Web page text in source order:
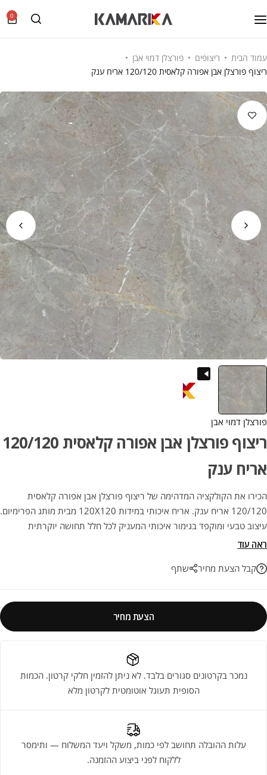
0
עמוד הבית ריצופים
פורצלן דמוי אבן
ריצוף פורצלן אבן אפורה קלאסית 120/120 אריח ענק
פורצלן דמוי אבן
ריצוף פורצלן אבן אפורה קלאסית 120/120
אריח ענק
הכירו את הקולקציה המדהימה של ריצוף פורצלן אבן אפורה קלאסית
120/120 אריח ענק. אריח איכותי במידות 120X120 מבית מותג הפרימיום.
עיצוב טבעי ומוקפד בגימור איכותי המעניק לכל חלל תחושה יוקרתית
ועדכנית, בין אם לחיפוי קירות או לריצוף מודרני בבית. השילוב המושלם בין
ראה עוד
קבל הצעת מחיר
שתף
הצעת מחיר
נמכר בקרטונים סגורים בלבד. לא ניתן להזמין חלקי קרטון. הכמות
הסופית תעוגל אוטומטית לקרטון מלא
עלות ההובלה תחושב לפי כמות, משקל ויעד המשלוח — ותימסר
ללקוח לפני ביצוע ההזמנה.